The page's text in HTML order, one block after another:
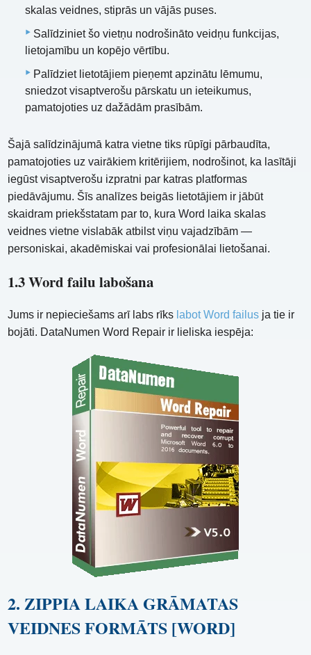
skalas veidnes, stiprās un vājās puses.
Salīdziniet šo vietņu nodrošināto veidņu funkcijas,
lietojamību un kopējo vērtību.
Palīdziet lietotājiem pieņemt apzinātu lēmumu,
sniedzot visaptverošu pārskatu un ieteikumus,
pamatojoties uz dažādām prasībām.
Šajā salīdzinājumā katra vietne tiks rūpīgi pārbaudīta,
pamatojoties uz vairākiem kritērijiem, nodrošinot, ka lasītāji
iegūst visaptverošu izpratni par katras platformas
piedāvājumu. Šīs analīzes beigās lietotājiem ir jābūt
skaidram priekšstatam par to, kura Word laika skalas
veidnes vietne vislabāk atbilst viņu vajadzībām —
personiskai, akadēmiskai vai profesionālai lietošanai.
1.3 Word failu labošana
Jums ir nepieciešams arī labs rīks labot Word failus ja tie ir
bojāti. DataNumen Word Repair ir lieliska iespēja:
2. ZIPPIA LAIKA GRĀMATAS
VEIDNES FORMĀTS [WORD]